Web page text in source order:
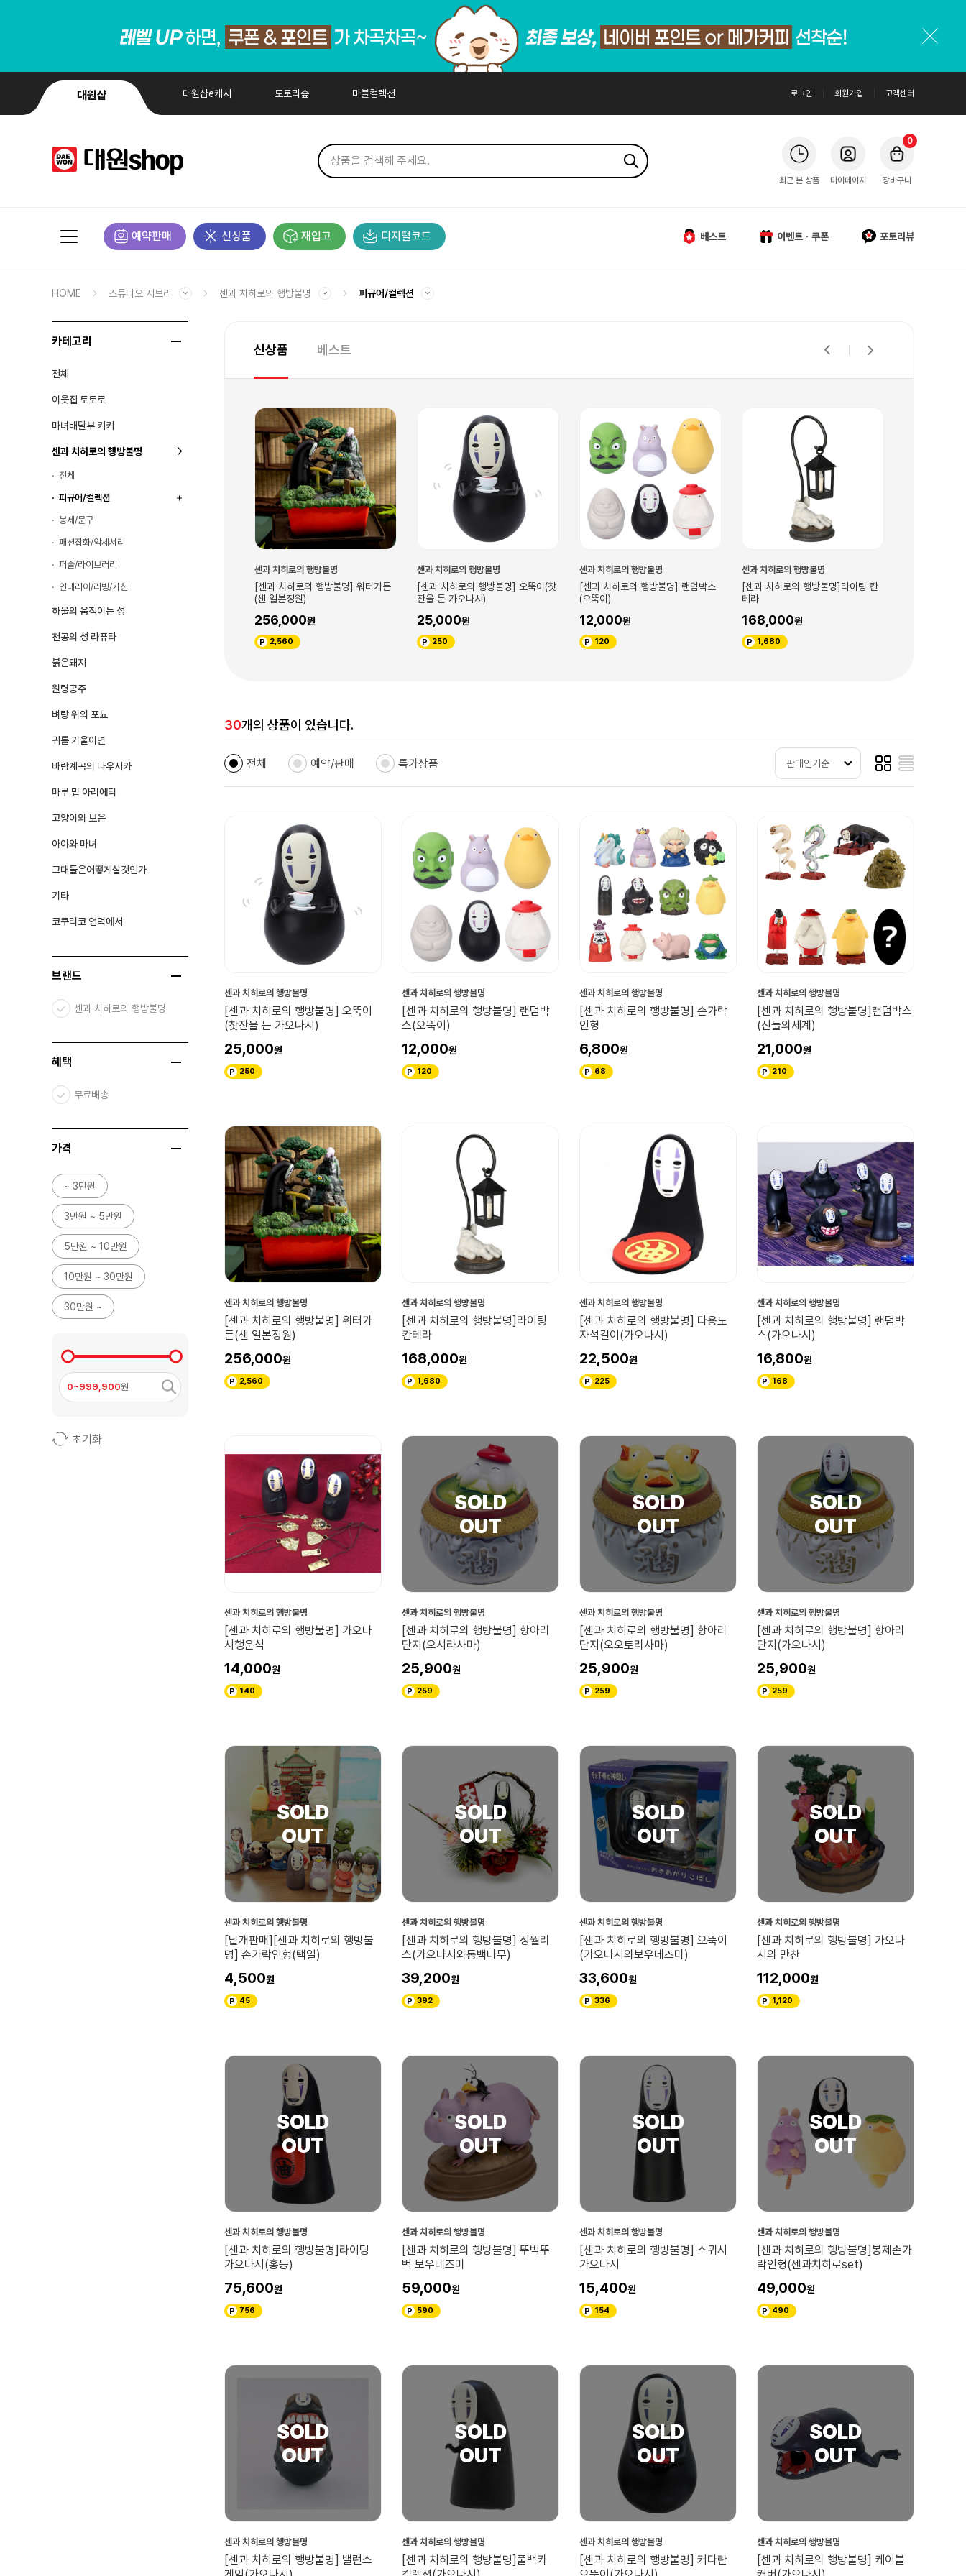
대원샵 대원샵e캐시 도토리숲 마블컬렉션 로그인 회원가입 고객센터
최근 본 상품 마이페이지 장바구니
0
예약판매 신상품 재입고 디지털코드 베스트 이벤트ㆍ쿠폰 포토리뷰
HOME 스튜디오 지브리 센과 치히로의 행방불명 피규어/컬렉션
카테고리
전체
이웃집 토토로
마녀배달부 키키
센과 치히로의 행방불명
전체
피규어/컬렉션
봉제/문구
패션잡화/악세서리
퍼즐/라이브러리
인테리어/리빙/키친
하울의 움직이는 성
천공의 성 라퓨타
붉은돼지
원령공주
벼랑 위의 포뇨
귀를 기울이면
바람계곡의 나우시카
마루 밑 아리에티
고양이의 보은
아야와 마녀
그대들은어떻게살것인가
기타
코쿠리코 언덕에서
브랜드
센과 치히로의 행방불명
혜택
무료배송
가격
~ 3만원
3만원 ~ 5만원
5만원 ~ 10만원
10만원 ~ 30만원
30만원 ~
0~999,900원
초기화
신상품 베스트
불명] 손가락인
센과 치히로의 행방불명
[센과 치히로의 행방불명] 워터가든
256,000
2,560
센과 치히로의 행방불명
[센과 치히로의 행방불명] 오뚝이(찻
잔을 든 가오나시)
25,000
250
센과 치히로의 행방불명
[센과 치히로의 행방불명] 랜덤박스
(오뚝이)
12,000
120
센과 치히로의 행방불명
[센과 치히로의 행방불명]라이팅 칸
테라
168,000
1,680
센과 치히로의 행방불명
[센과 치히로의 행방불명] 다용도자
석걸이(가오나시)
22,500
225
30개의 상품이 있습니다.
전체 예약/판매 특가상품 판매인기순
센과 치히로의 행방불명
[센과 치히로의 행방불명] 오뚝이
(찻잔을 든 가오나시)
25,000
250
센과 치히로의 행방불명
[센과 치히로의 행방불명] 랜덤박
스(오뚝이)
12,000
120
센과 치히로의 행방불명
[센과 치히로의 행방불명] 손가락
인형
6,800
68
센과 치히로의 행방불명
[센과 치히로의 행방불명]랜덤박스
(신들의세계)
21,000
210
센과 치히로의 행방불명
[센과 치히로의 행방불명] 워터가
든(센 일본정원)
256,000
2,560
센과 치히로의 행방불명
[센과 치히로의 행방불명]라이팅
칸테라
168,000
1,680
센과 치히로의 행방불명
[센과 치히로의 행방불명] 다용도
자석걸이(가오나시)
22,500
225
센과 치히로의 행방불명
[센과 치히로의 행방불명] 랜덤박
스(가오나시)
16,800
168
센과 치히로의 행방불명
[센과 치히로의 행방불명] 가오나
시행운석
14,000
140
센과 치히로의 행방불명
[센과 치히로의 행방불명] 항아리
단지(오시라사마)
25,900
259
센과 치히로의 행방불명
[센과 치히로의 행방불명] 항아리
단지(오오토리사마)
25,900
259
센과 치히로의 행방불명
[센과 치히로의 행방불명] 항아리
단지(가오나시)
25,900
259
센과 치히로의 행방불명
[낱개판매][센과 치히로의 행방불
명] 손가락인형(택일)
4,500
45
센과 치히로의 행방불명
[센과 치히로의 행방불명] 정월리
스(가오나시와동백나무)
39,200
392
센과 치히로의 행방불명
[센과 치히로의 행방불명] 오뚝이
(가오나시와보우네즈미)
33,600
336
센과 치히로의 행방불명
[센과 치히로의 행방불명] 가오나
시의 만찬
112,000
1,120
센과 치히로의 행방불명
[센과 치히로의 행방불명]라이팅
가오나시(홍등)
75,600
756
센과 치히로의 행방불명
[센과 치히로의 행방불명] 뚜벅뚜
벅 보우네즈미
59,000
590
센과 치히로의 행방불명
[센과 치히로의 행방불명] 스퀴시
가오나시
15,400
154
센과 치히로의 행방불명
[센과 치히로의 행방불명]봉제손가
락인형(센과치히로set)
49,000
490
센과 치히로의 행방불명
[센과 치히로의 행방불명] 밸런스
센과 치히로의 행방불명
[센과 치히로의 행방불명]풀백카
센과 치히로의 행방불명
[센과 치히로의 행방불명] 커다란
센과 치히로의 행방불명
[센과 치히로의 행방불명] 케이블